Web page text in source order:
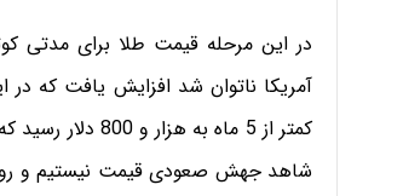
در این مرحله قیمت طلا برای
کمتر از 5 ماه به هزار و 800 دلار رسید که این میزان معادل 16 درصد افزایش قیمت را نشان می‌دهد.